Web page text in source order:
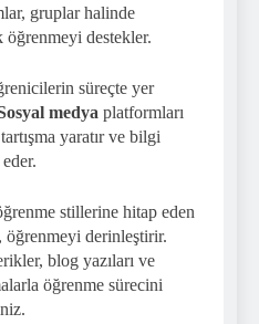
gruplar halinde
öğrenmeyi destekler.
süreçte yer
medya platformları
yaratır ve bilgi
stillerine hitap eden
öğrenmeyi derinleştirir.
blog yazıları ve
öğrenme sürecini